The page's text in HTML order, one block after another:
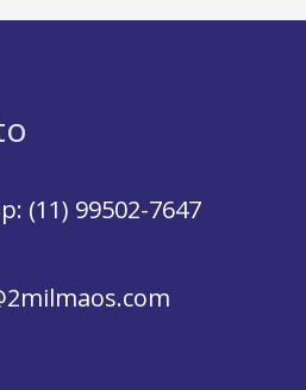
(11) 99502-7647